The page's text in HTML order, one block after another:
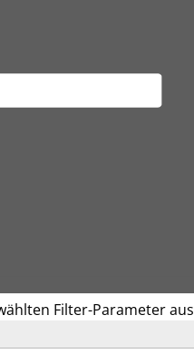
Filter-Parameter aus